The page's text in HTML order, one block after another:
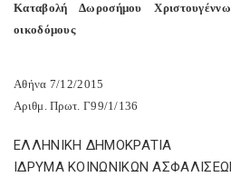
Καταβολή Δωροσήμου
οικοδόμους
Αθήνα 7/12/2015
Αριθμ. Πρωτ. Γ99/1/136
ΕΛΛΗΝΙΚΗ ΔΗΜΟΚΡΑΤΙΑ
ΙΔΡΥΜΑ ΚΟΙΝΩΝΙΚΩΝ